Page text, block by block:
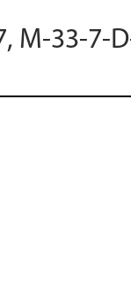
M-33-7-